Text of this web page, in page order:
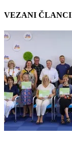
VEZANI ČLANCI